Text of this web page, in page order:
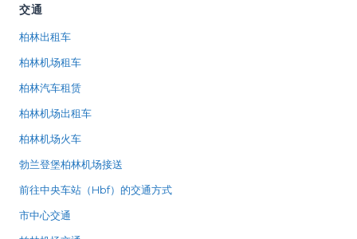
交通
柏林出租车
柏林机场租车
柏林汽车租赁
柏林机场出租车
柏林机场火车
勃兰登堡柏林机场接送
前往中央车站（Hbf）的交通方式
市中心交通